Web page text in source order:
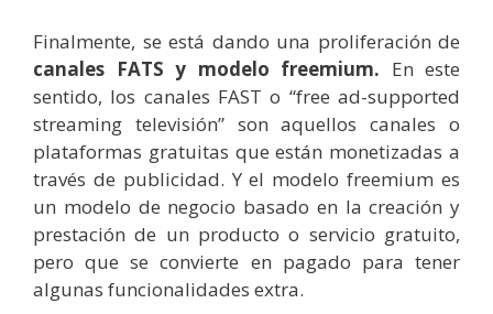
Finalmente, se está dando una proliferación de
canales FATS y modelo freemium. En este
sentido, los canales FAST o “free ad-supported
streaming televisión” son aquellos canales o
plataformas gratuitas que están monetizadas a
través de publicidad. Y el modelo freemium es
un modelo de negocio basado en la creación y
prestación de un producto o servicio gratuito,
pero que se convierte en pagado para tener
algunas funcionalidades extra.